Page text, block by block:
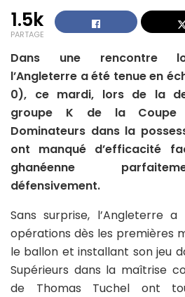
1.5k
PARTAGE
Dans une rencontre
l’Angleterre a été tenue en
0), ce mardi, lors de la
groupe K de la Coupe
Dominateurs dans la
ont manqué d’efficacité
ghanéenne
défensivement.
Sans surprise, l’Angleterre
opérations dès les premières
le ballon et installant son jeu
Supérieurs dans la maîtrise
de Thomas Tuchel ont